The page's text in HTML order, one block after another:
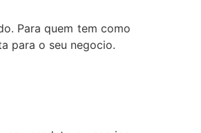
Para quem tem como
para o seu negocio.